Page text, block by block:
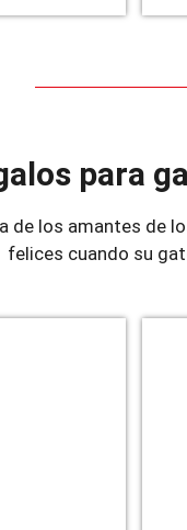
para
de los amantes de
felices cuando su